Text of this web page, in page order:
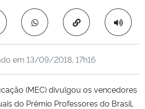
Inovações e Comunicações
Copiar para área
em 13/09/2018, 17h16
(MEC) divulgou os vencedores
do Prêmio Professores do Brasil,